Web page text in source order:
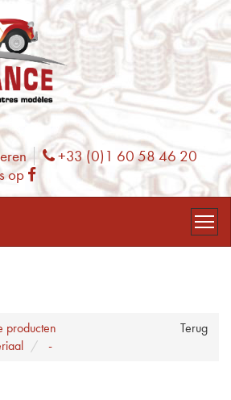
Phone
+33 (0)1 60 58 46 20
op Facebook
Terug
producten
-